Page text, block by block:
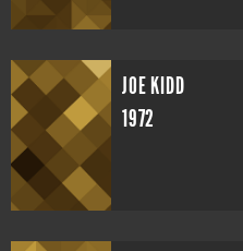
JOE KIDD
1972